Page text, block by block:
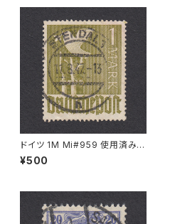
ドイツ 1M Mi#959 使用済み切
手｜STENDAL 11.8.1947
¥500